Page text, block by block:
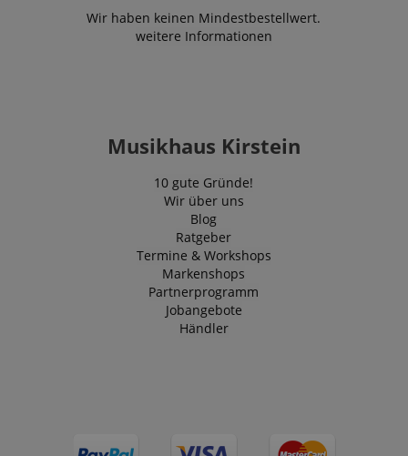
Wir haben keinen Mindestbestellwert.
weitere Informationen
Musikhaus Kirstein
10 gute Gründe!
Wir über uns
Blog
Ratgeber
Termine & Workshops
Markenshops
Partnerprogramm
Jobangebote
Händler